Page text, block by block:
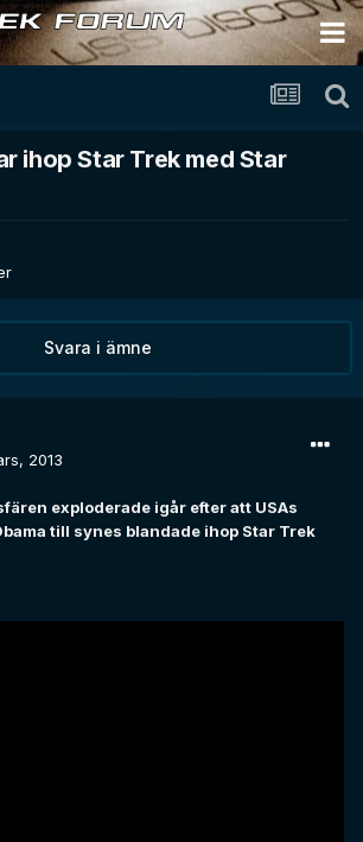
ihop Star Trek med Star
Svara i ämne
2013
exploderade igår efter att USAs
till synes blandade ihop Star Trek